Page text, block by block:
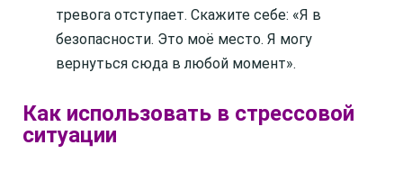
тревога отступает. Скажите себе: «Я в
безопасности. Это моё место. Я могу
вернуться сюда в любой момент».
Как использовать в стрессовой
ситуации